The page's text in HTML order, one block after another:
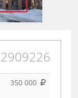
350 000